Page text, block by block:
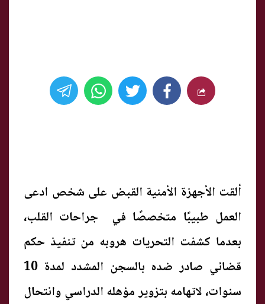
ألقت الأجهزة الأمنية القبض على شخص ادعى
العمل طبيبًا متخصصًا في جراحات القلب،
بعدما كشفت التحريات هروبه من تنفيذ حكم
قضائي صادر ضده بالسجن المشدد لمدة 10
سنوات، لاتهامه بتزوير مؤهله الدراسي وانتحال